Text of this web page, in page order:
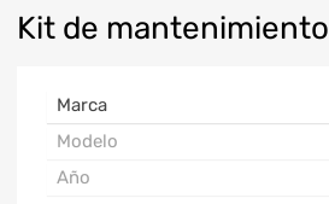
Kit de mantenimiento
Marca
Modelo
Año